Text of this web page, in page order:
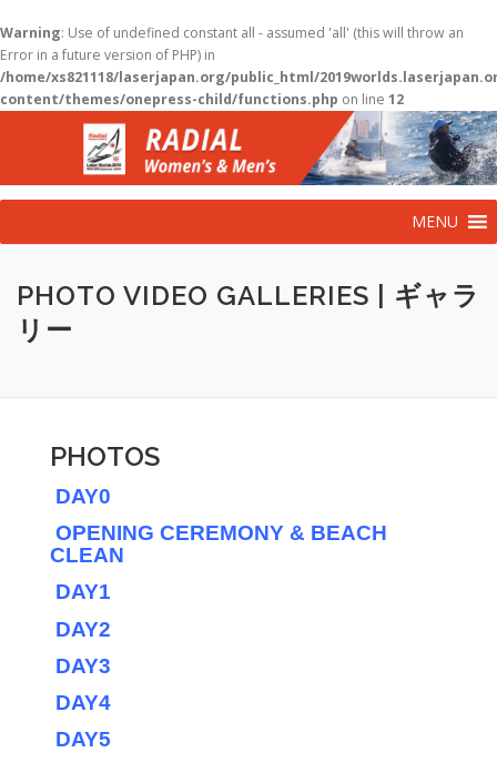
Warning: Use of undefined constant all - assumed 'all' (this will throw an
Error in a future version of PHP) in
/home/xs821118/laserjapan.org/public_html/
content/themes/onepress-child/functions.php on line 12
ン
MENU
PHOTO VIDEO GALLERIES | ギャラ
リー
PHOTOS
DAY0
OPENING CEREMONY & BEACH
CLEAN
DAY1
DAY2
DAY3
DAY4
DAY5